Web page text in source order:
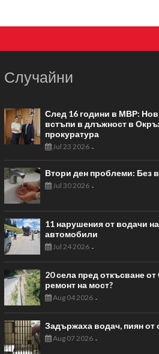
Случайни
След 16 години в МВР:
встъпи в длъжност в
прокуратура
Jul 23 2026-
Втори ден проблеми: Без
Jul 30 2026-
11 нарушения от водачи
автомобили
Jul 24 2026-
20 села пред откъсване
ремонт на мост?
Aug 04 2026-
Задържаха водач, пиян от
Aug 07 2026-